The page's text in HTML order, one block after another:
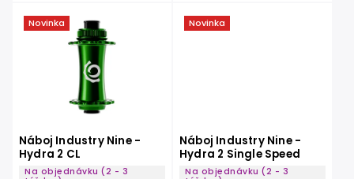
Novinka
Náboj Industry Nine -
Hydra 2 CL
Na objednávku (2 - 3
Novinka
Náboj Industry Nine -
Hydra 2 Single Speed
Na objednávku (2 - 3